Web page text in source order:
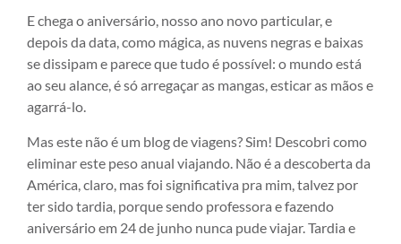
E chega o aniversário, nosso ano novo particular, e
depois da data, como mágica, as nuvens negras e baixas
se dissipam e parece que tudo é possível: o mundo está
ao seu alance, é só arregaçar as mangas, esticar as mãos e
agarrá-lo.
Mas este não é um blog de viagens? Sim! Descobri como
eliminar este peso anual viajando. Não é a descoberta da
América, claro, mas foi significativa pra mim, talvez por
ter sido tardia, porque sendo professora e fazendo
aniversário em 24 de junho nunca pude viajar. Tardia e